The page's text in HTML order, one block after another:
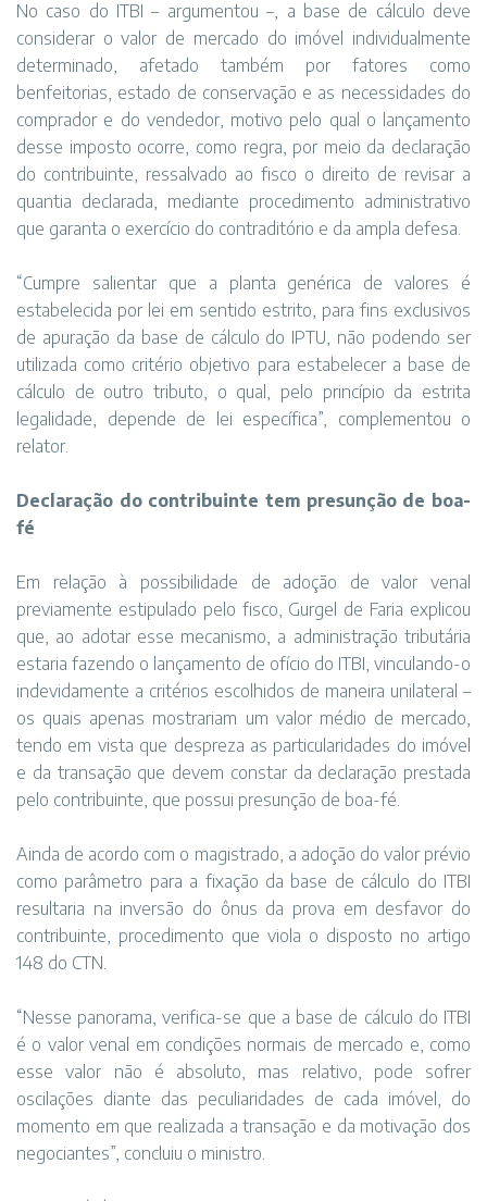
No caso do ITBI – argumentou –, a base de cálculo deve
considerar o valor de mercado do imóvel individualmente
determinado, afetado também por fatores como
benfeitorias, estado de conservação e as necessidades do
comprador e do vendedor, motivo pelo qual o lançamento
desse imposto ocorre, como regra, por meio da declaração
do contribuinte, ressalvado ao fisco o direito de revisar a
quantia declarada, mediante procedimento administrativo
que garanta o exercício do contraditório e da ampla defesa.
“Cumpre salientar que a planta genérica de valores é
estabelecida por lei em sentido estrito, para fins exclusivos
de apuração da base de cálculo do IPTU, não podendo ser
utilizada como critério objetivo para estabelecer a base de
cálculo de outro tributo, o qual, pelo princípio da estrita
legalidade, depende de lei específica”, complementou o
relator.
Declaração do contribuinte tem presunção de boa-
fé
Em relação à possibilidade de adoção de valor venal
previamente estipulado pelo fisco, Gurgel de Faria explicou
que, ao adotar esse mecanismo, a administração tributária
estaria fazendo o lançamento de ofício do ITBI, vinculando-o
indevidamente a critérios escolhidos de maneira unilateral –
os quais apenas mostrariam um valor médio de mercado,
tendo em vista que despreza as particularidades do imóvel
e da transação que devem constar da declaração prestada
pelo contribuinte, que possui presunção de boa-fé.
Ainda de acordo com o magistrado, a adoção do valor prévio
como parâmetro para a fixação da base de cálculo do ITBI
resultaria na inversão do ônus da prova em desfavor do
contribuinte, procedimento que viola o disposto no artigo
148 do CTN.
“Nesse panorama, verifica-se que a base de cálculo do ITBI
é o valor venal em condições normais de mercado e, como
esse valor não é absoluto, mas relativo, pode sofrer
oscilações diante das peculiaridades de cada imóvel, do
momento em que realizada a transação e da motivação dos
negociantes”, concluiu o ministro.